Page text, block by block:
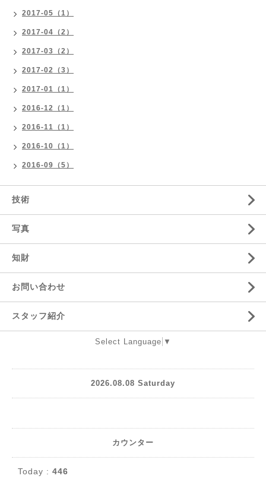
2017-05（1）
2017-04（2）
2017-03（2）
2017-02（3）
2017-01（1）
2016-12（1）
2016-11（1）
2016-10（1）
2016-09（5）
技術
写真
知財
お問い合わせ
スタッフ紹介
Select Language ▼
2026.08.08 Saturday
カウンター
Today : 446